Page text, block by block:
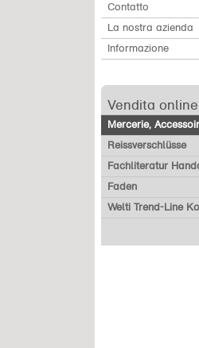
Contatto
La nostra azienda
Informazione
Vendita online
Mercerie,
Reissverschlüsse
Fachliteratur
Faden
Welti Trend-Line